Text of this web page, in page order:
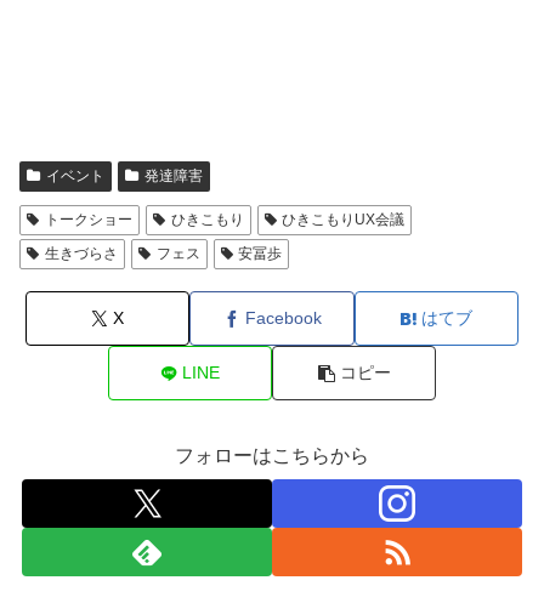
イベント 発達障害
トークショー ひきこもり
ひきこもりUX会議
生きづらさ
フェス 安冨歩
X Facebook はてブ
LINE コピー
フォローはこちらから